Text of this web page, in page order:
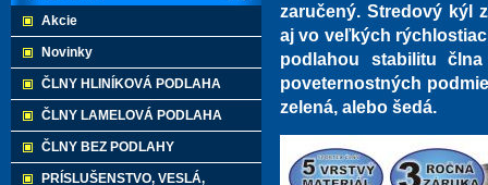
zaručený. Stredový kýl
aj vo veľkých
podlahou stabilitu
poveternostných
zelená, alebo šedá.
Akcie
Novinky
ČLNY HLINÍKOVÁ PODLAHA
ČLNY LAMELOVÁ PODLAHA
ČLNY BEZ PODLAHY
PRÍSLUŠENSTVO, VESLÁ,